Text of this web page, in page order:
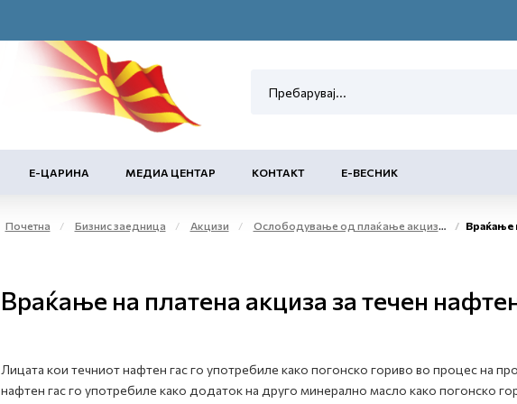
Е-ЦАРИНА МЕДИА ЦЕНТАР КОНТАКТ Е-ВЕСНИК
Почетна Бизнис заедница Акцизи Ослободување од плаќање акциза и повластено користење на акцизни добра Враќање на
Враќање на платена акциза за течен
Лицата кои течниот нафтен гас го употребиле како погонско гориво во процес на
нафтен гас го употребиле како додаток на друго минерално масло како погонско